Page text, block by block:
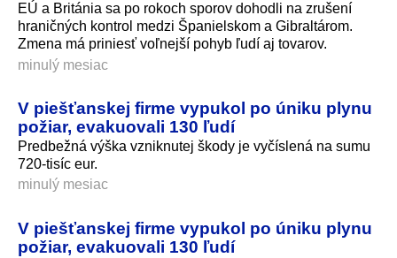
EÚ a Británia sa po rokoch sporov dohodli na zrušení
hraničných kontrol medzi Španielskom a Gibraltárom.
Zmena má priniesť voľnejší pohyb ľudí aj tovarov.
minulý mesiac
V piešťanskej firme vypukol po úniku plynu
požiar, evakuovali 130 ľudí
Predbežná výška vzniknutej škody je vyčíslená na sumu
720-tisíc eur.
minulý mesiac
V piešťanskej firme vypukol po úniku plynu
požiar, evakuovali 130 ľudí